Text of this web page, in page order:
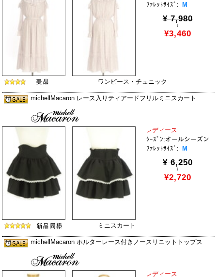
ﾌｧﾚｯﾄｻｲｽﾞ: M
¥ 7,980
↓
¥3,460
ワンピース・チュニック
michellMacaron レース入りティアードフリルミニスカート
レディース
ｼｰｽﾞﾝ:オールシーズン
ﾌｧﾚｯﾄｻｲｽﾞ:
M
¥ 6,250
↓
¥2,720
ミニスカート
michellMacaron ホルターレース付きノースリニットトップス
レディース